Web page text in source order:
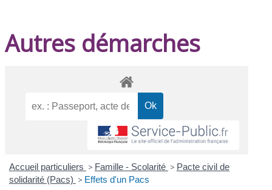
Autres démarches
Accueil particuliers > Famille - Scolarité > Pacte civil de
solidarité (Pacs) > Effets d'un Pacs